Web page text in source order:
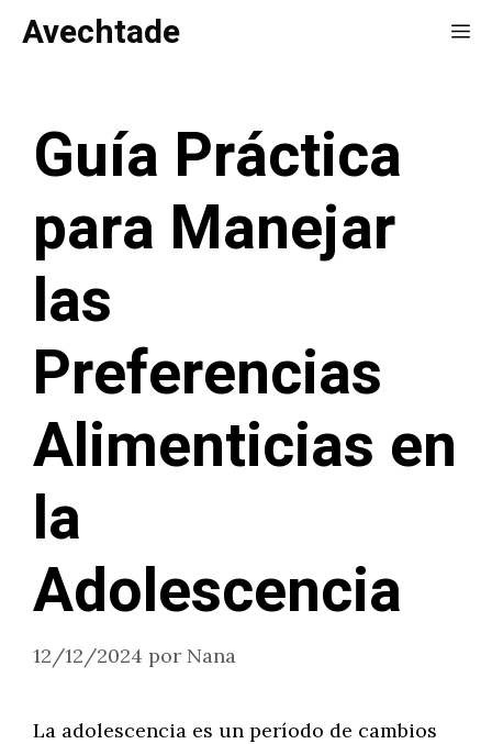
SaltarAvechtade
Guía Práctica
para Manejar
las
Preferencias
Alimenticias en
la
Adolescencia
12/12/2024 por Nana
La adolescencia es un período de cambios